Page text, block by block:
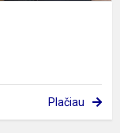
Plačiau